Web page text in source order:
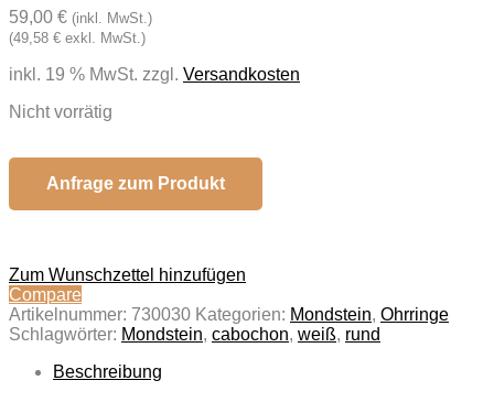
59,00 € (inkl. MwSt.)
(49,58 € exkl. MwSt.)
inkl. 19 % MwSt. zzgl. Versandkosten
Nicht vorrätig
Anfrage zum Produkt
Zum Wunschzettel hinzufügen
Compare
Artikelnummer: 730030 Kategorien: Mondstein, Ohrringe
Schlagwörter: Mondstein, cabochon, weiß, rund
Beschreibung